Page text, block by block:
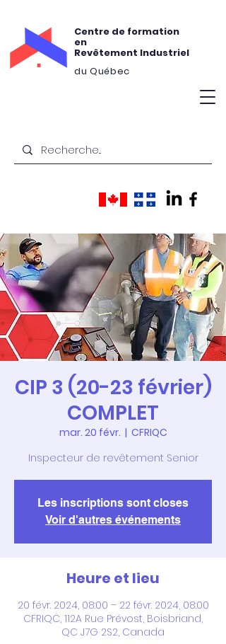
Centre de formation
en
Revêtement Industriel
du Québec
CIP 3 (20-23 février)
COMPLET
mar. 20 févr.
  |
CFRIQC
Inspecteur de revêtement Senior
Les inscriptions sont closes
Voir d'autres événements
Heure et lieu
20 févr. 2024, 08:00 – 22 févr. 2024, 08:00
CFRIQC, 112A Rue Prévost, Boisbriand,
QC J7G 2S2, Canada